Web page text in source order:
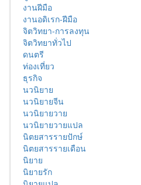
งานฝีมือ
งานอดิเรก-ฝีมือ
จิตวิทยา-การลงทุน
จิตวิทยาทั่วไป
ดนตรี
ท่องเที่ยว
ธุรกิจ
นวนิยาย
นวนิยายจีน
นวนิยายวาย
นวนิยายวายแปล
นิตยสารรายปักษ์
นิตยสารรายเดือน
นิยาย
นิยายรัก